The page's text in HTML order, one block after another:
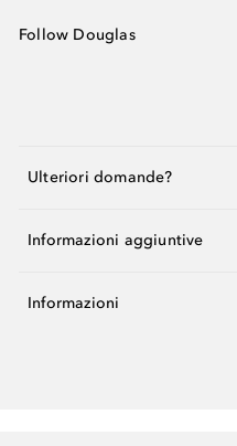
Follow Douglas
Ulteriori domande?
Informazioni aggiuntive
Informazioni